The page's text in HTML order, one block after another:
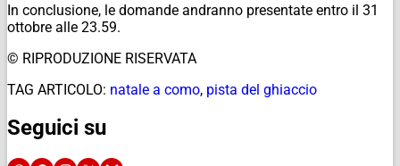
In conclusione, le domande andranno presentate entro il 31
ottobre alle 23.59.
© RIPRODUZIONE RISERVATA
TAG ARTICOLO: natale a como, pista del ghiaccio
Seguici su